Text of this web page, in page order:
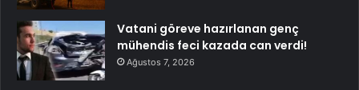
Vatani göreve hazırlanan genç
mühendis feci kazada can verdi!
Ağustos 7, 2026